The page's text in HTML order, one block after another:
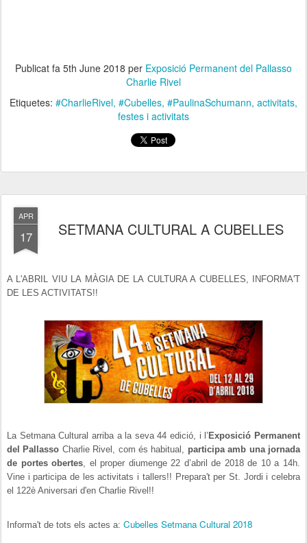
Publicat fa 5th June 2018 per Exposició Permanent del Pallasso
Charlie Rivel
Etiquetes: #CharlieRivel #Cubelles #PaulinaSchumann activitats
festes i activitats
APR
17 SETMANA CULTURAL A CUBELLES
A L'ABRIL VIU LA MÀGIA DE LA CULTURA A CUBELLES, INFORMA'T
DE LES ACTIVITATS!!
La Setmana Cultural arriba a la seva 44 edició, i l’ Exposició Permanent
del Pallasso Charlie Rivel, com és habitual, participa amb una jornada
de portes obertes, el proper diumenge 22 d’abril de 2018 de 10 a 14h.
Vine i participa de les activitats i tallers!! Prepara't per St. Jordi i celebra
el 122è Aniversari d'en Charlie Rivel!!
Informa't de tots els actes a: Cubelles Setmana Cultural 2018